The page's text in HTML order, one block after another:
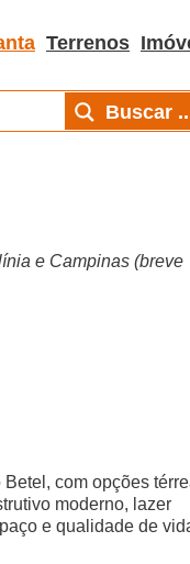
Terrenos
Buscar
e Campinas (breve
com opções
moderno, lazer
e qualidade de